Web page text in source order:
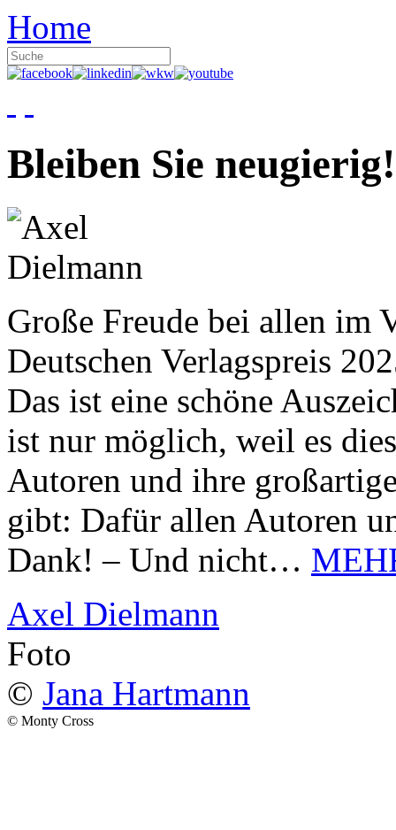
Home
Bleiben Sie neugierig!
Große Freude bei allen im
Deutschen Verlagspreis
Das ist eine schöne
ist nur möglich, weil es
Autoren und ihre
gibt: Dafür allen Autoren
Dank! – Und nicht…
Axel Dielmann
Foto
© Jana Hartmann
© Monty Cross